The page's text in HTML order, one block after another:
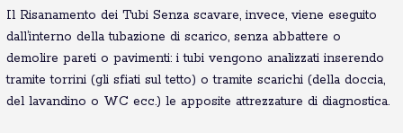
Il Risanamento dei Tubi Senza scavare, invece, viene eseguito
dall’interno della tubazione di scarico, senza abbattere o
demolire pareti o pavimenti: i tubi vengono analizzati inserendo
tramite torrini (gli sfiati sul tetto) o tramite scarichi (della doccia,
del lavandino o WC ecc.) le apposite attrezzature di diagnostica.